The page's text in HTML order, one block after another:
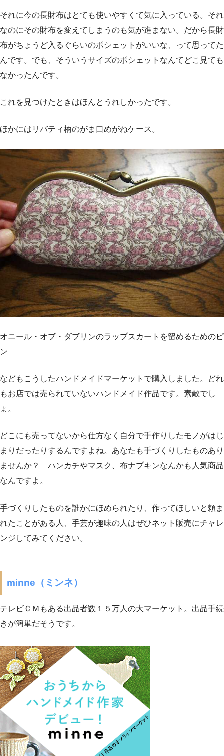
それに今の長財布はとても使いやすくて気に入っている。それ
なのにその財布を変えてしまうのも気が進まない。だから長財
布がちょうど入るぐらいのポシェットがいいな、って思ってた
んです。でも、そういうサイズのポシェットなんてどこ見ても
なかったんです。
これを見つけたときはほんとうれしかったです。
ほかにはリバティ柄のがま口めがねケース。
オニール・オブ・ダブリンのラップスカートを留めるためのピ
ン
などもこうしたハンドメイドマーケットで購入しました。どれ
もお店では売られていないハンドメイド作品です。素敵でし
ょ。
どこにも売ってないから仕方なく自分で手作りしたモノがはじ
まりだったりするんですよね。あなたも手づくりしたものあり
ませんか？ ハンカチやマスク、布ナプキンなんかも人気商品
なんですよ。
手づくりしたものを誰かにほめられたり、作ってほしいと頼ま
れたことがある人、手芸が趣味の人はぜひネット販売にチャレ
ンジしてみてください。
minne（ミンネ）
テレビＣＭもある出品者数１５万人の大マーケット。出品手続
きが簡単だそうです。